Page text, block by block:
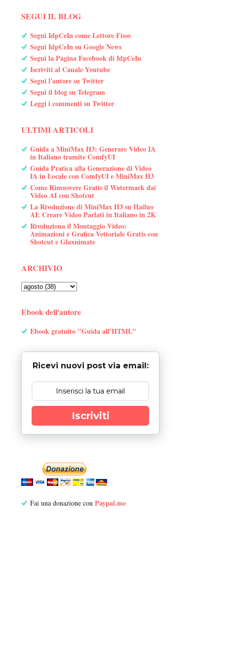
SEGUI IL BLOG
Segui IdpCeIn come Lettore Fisso
Segui IdpCeIn su Google News
Segui la Pagina Facebook di IdpCeIn
Iscriviti al Canale Youtube
Segui l'autore su Twitter
Segui il blog su Telegram
Leggi i commenti su Twitter
ULTIMI ARTICOLI
Guida a MiniMax H3: Generare Video IA
in Italiano tramite ComfyUI
Guida Pratica alla Generazione di Video
IA in Locale con ComfyUI e MiniMax H3
Come Rimuovere Gratis il Watermark dai
Video AI con Shotcut
La Rivoluzione di MiniMax H3 su Hailuo
AI: Creare Video Parlati in Italiano in 2K
Rivoluziona il Montaggio Video:
Animazioni e Grafica Vettoriale Gratis con
Shotcut e Glaxnimate
ARCHIVIO
Ebook dell'autore
Ebook gratuito "Guida all'HTML"
Ricevi nuovi post via email:
Iscriviti
Fai una donazione con Paypal.me